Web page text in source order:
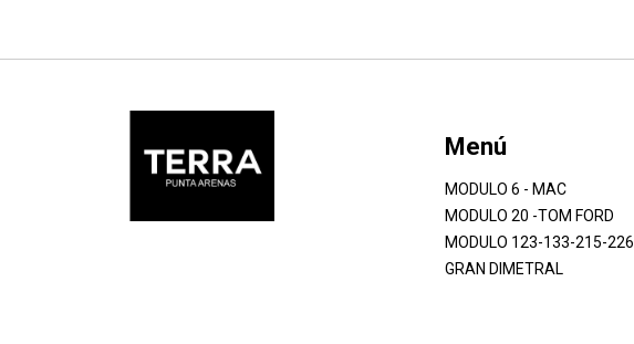
Menú
MODULO 6 - MAC
MODULO 20 -TOM FORD
MODULO 123-133-215-226
GRAN DIMETRAL